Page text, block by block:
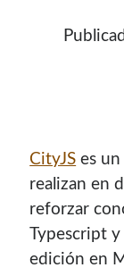
CityJS es
realizan en
reforzar
Typescript y
edición en